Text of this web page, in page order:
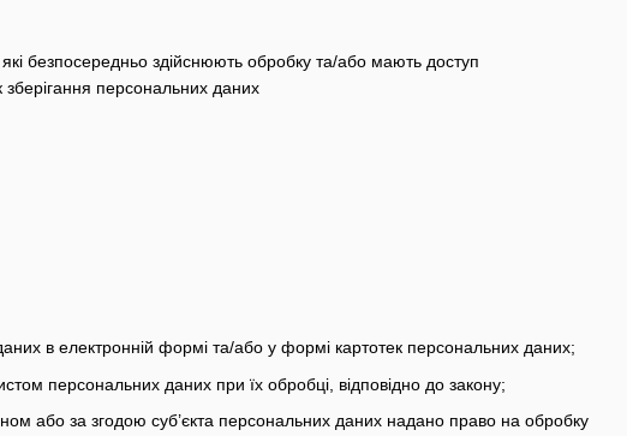
безпосередньо здійснюють обробку та/або мають доступ
зберігання персональних даних
в електронній формі та/або у формі картотек персональних даних;
персональних даних при їх обробці, відповідно до закону;
або за згодою суб’єкта персональних даних надано право на обробку